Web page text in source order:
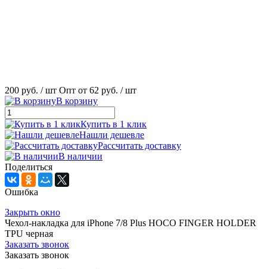
200 руб. / шт Опт от 62 руб. / шт
В корзину
Купить в 1 клик
Нашли дешевле
Рассчитать доставку
В наличии
Поделиться
Ошибка
Закрыть окно
Чехол-накладка для iPhone 7/8 Plus HOCO FINGER HOLDER
TPU черная
Заказать звонок
Заказать звонок